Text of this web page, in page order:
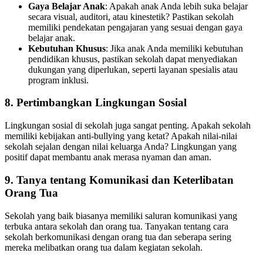
Gaya Belajar Anak: Apakah anak Anda lebih suka belajar
secara visual, auditori, atau kinestetik? Pastikan sekolah
memiliki pendekatan pengajaran yang sesuai dengan gaya
belajar anak.
Kebutuhan Khusus: Jika anak Anda memiliki kebutuhan
pendidikan khusus, pastikan sekolah dapat menyediakan
dukungan yang diperlukan, seperti layanan spesialis atau
program inklusi.
8. Pertimbangkan Lingkungan Sosial
Lingkungan sosial di sekolah juga sangat penting. Apakah sekolah
memiliki kebijakan anti-bullying yang ketat? Apakah nilai-nilai
sekolah sejalan dengan nilai keluarga Anda? Lingkungan yang
positif dapat membantu anak merasa nyaman dan aman.
9. Tanya tentang Komunikasi dan Keterlibatan
Orang Tua
Sekolah yang baik biasanya memiliki saluran komunikasi yang
terbuka antara sekolah dan orang tua. Tanyakan tentang cara
sekolah berkomunikasi dengan orang tua dan seberapa sering
mereka melibatkan orang tua dalam kegiatan sekolah.